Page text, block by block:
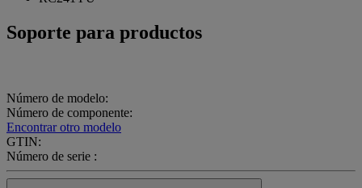
Soporte para productos
Número de modelo:
Número de componente:
Encontrar otro modelo
GTIN:
Número de serie :